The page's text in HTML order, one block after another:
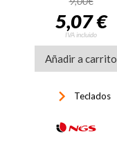
5,07 €
IVA incluido
Añadir a carrito
keyboard_arrow_right Teclados